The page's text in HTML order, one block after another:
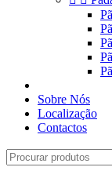
Sobre Nós
Localização
Contactos